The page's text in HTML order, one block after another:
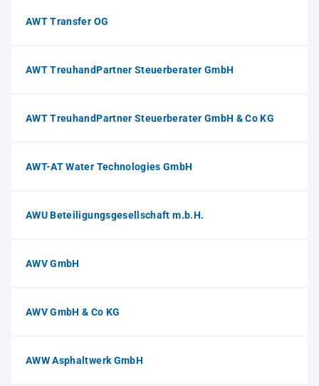
AWT Transfer OG
AWT TreuhandPartner Steuerberater GmbH
AWT TreuhandPartner Steuerberater GmbH & Co KG
AWT-AT Water Technologies GmbH
AWU Beteiligungsgesellschaft m.b.H.
AWV GmbH
AWV GmbH & Co KG
AWW Asphaltwerk GmbH